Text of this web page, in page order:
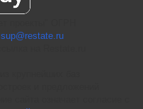
sup@restate.ru